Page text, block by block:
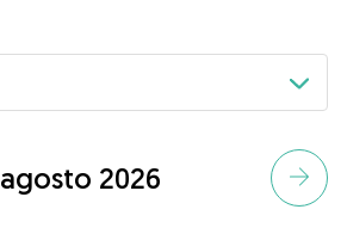
agosto 2026